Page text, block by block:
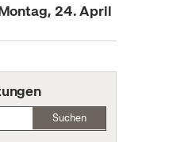
24. April
Suchen